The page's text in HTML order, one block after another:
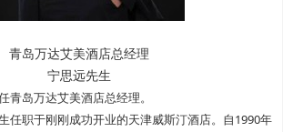
青岛万达艾美酒店总经理
宁思远先生
岛万达艾美酒店总经理。
任职于刚刚成功开业的天津威斯汀酒店。自1990年